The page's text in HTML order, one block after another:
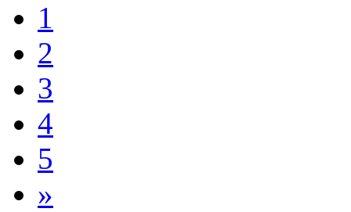
1
2
3
4
5
»